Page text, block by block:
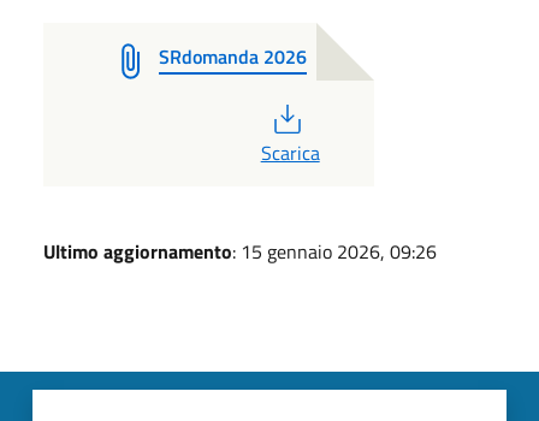
SRdomanda 2026
Scarica
Ultimo aggiornamento: 15 gennaio 2026, 09:26